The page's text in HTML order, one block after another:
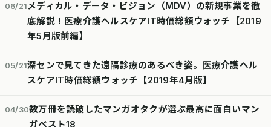
06/21メディカル・データ・ビジョン（MDV）の新規事業を徹
底解説！医療介護ヘルスケアIT時価総額ウォッチ【2019
年5月版前編】
05/21深センで見てきた遠隔診療のあるべき姿。医療介護ヘル
スケアIT時価総額ウォッチ【2019年4月版】
04/30数万冊を読破したマンガオタクが選ぶ最高に面白いマン
ガベスト18